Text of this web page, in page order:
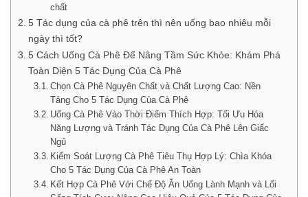
chất
5 Tác dụng của cà phê trên thì nên uống bao nhiêu mỗi
ngày thì tốt?
5 Cách Uống Cà Phê Để Nâng Tầm Sức Khỏe: Khám Phá
Toàn Diện 5 Tác Dụng Của Cà Phê
Chọn Cà Phê Nguyên Chất và Chất Lượng Cao: Nền
Tảng Cho 5 Tác Dụng Của Cà Phê
Uống Cà Phê Vào Thời Điểm Thích Hợp: Tối Ưu Hóa
Năng Lượng và Tránh Tác Dụng Của Cà Phê Lên Giấc
Ngủ
Kiểm Soát Lượng Cà Phê Tiêu Thụ Hợp Lý: Chìa Khóa
Cho 5 Tác Dụng Của Cà Phê An Toàn
Kết Hợp Cà Phê Với Chế Độ Ăn Uống Lành Mạnh và Lối